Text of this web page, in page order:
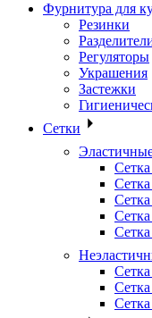
Фурнитура для
Резинки
Регуляторы
Украшения
Застежки
Сетки